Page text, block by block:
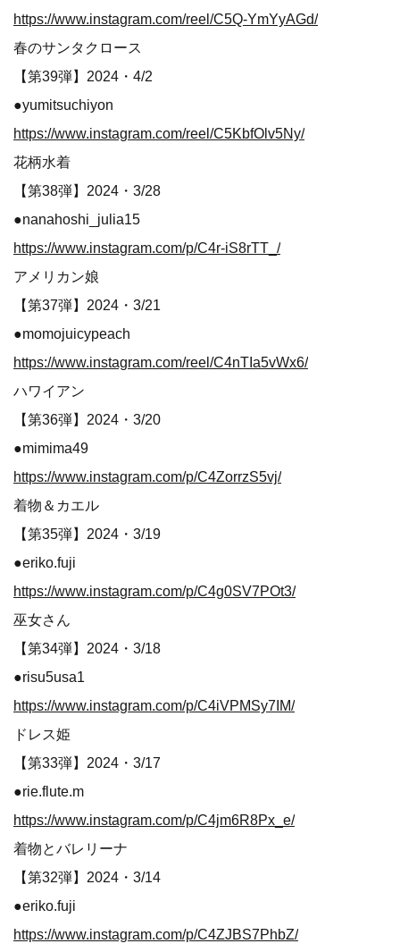
https://www.instagram.com/reel/C5Q-YmYyAGd/
春のサンタクロース
【第39弾】2024・4/2
●yumitsuchiyon
https://www.instagram.com/reel/C5KbfOlv5Ny/
花柄水着
【第38弾】2024・3/28
●nanahoshi_julia15
https://www.instagram.com/p/C4r-iS8rTT_/
アメリカン娘
【第37弾】2024・3/21
●momojuicypeach
https://www.instagram.com/reel/C4nTIa5vWx6/
ハワイアン
【第36弾】2024・3/20
●mimima49
https://www.instagram.com/p/C4ZorrzS5vj/
着物＆カエル
【第35弾】2024・3/19
●eriko.fuji
https://www.instagram.com/p/C4g0SV7POt3/
巫女さん
【第34弾】2024・3/18
●risu5usa1
https://www.instagram.com/p/C4iVPMSy7IM/
ドレス姫
【第33弾】2024・3/17
●rie.flute.m
https://www.instagram.com/p/C4jm6R8Px_e/
着物とバレリーナ
【第32弾】2024・3/14
●eriko.fuji
https://www.instagram.com/p/C4ZJBS7PhbZ/